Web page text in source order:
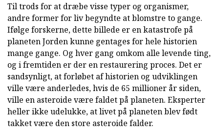
Til trods for at dræbe visse typer og organismer,
andre former for liv begyndte at blomstre to gange.
Ifølge forskerne, dette billede er en katastrofe på
planeten Jorden kunne gentages for hele historien
mange gange. Og hver gang omkom alle levende ting,
og i fremtiden er der en restaurering proces. Det er
sandsynligt, at forløbet af historien og udviklingen
ville være anderledes, hvis de 65 millioner år siden,
ville en asteroide være faldet på planeten. Eksperter
heller ikke udelukke, at livet på planeten blev født
takket være den store asteroide falder.